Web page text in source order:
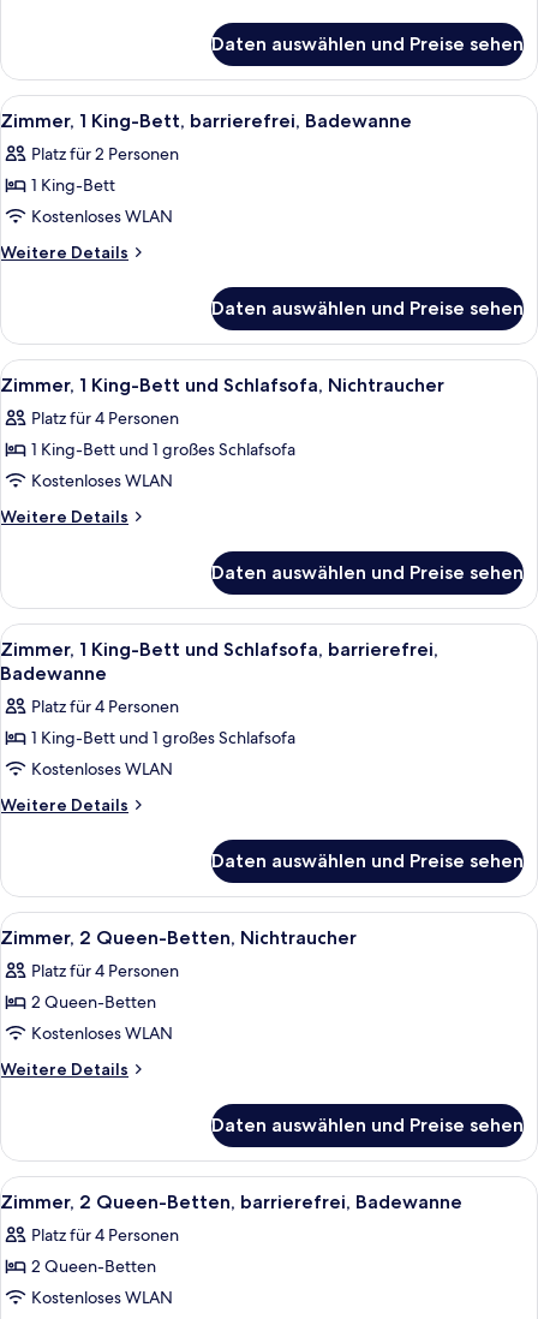
1 King-
Bett,
Nichtraucher
Daten auswählen und Preise sehen
Alle
Fotos
für
Zimmer,
1 King-
Bett,
anzeigen
Ein modernes Hotelzimmer mit
4
Zimmer, 1 King-Bett, barrierefrei, Badewanne
Platz für 2 Personen
1 King-Bett
Kostenloses WLAN
Weitere Details
Weitere
1 King-
Bett,
barrierefrei,
Daten auswählen und Preise sehen
Alle
Fotos
für
Zimmer,
1 King-
Bett
Nichtraucher
anzeigen
Ein Hotelzimmer mit einem Bett,
5
Zimmer, 1 King-Bett und Schlafsofa, Nichtraucher
Platz für 4 Personen
1 King-Bett und 1 großes Schlafsofa
Kostenloses WLAN
Weitere Details
Weitere
1 King-
Bett
und
Schlafsofa,
Daten auswählen und Preise sehen
Alle
Fotos
für
Zimmer,
1 King-
Bett
und
Badewanne
anzeigen
Ein Hotelzimmer mit einem Bett,
5
Zimmer, 1 King-Bett und Schlafsofa, barrierefrei,
Badewanne
Platz für 4 Personen
1 King-Bett und 1 großes Schlafsofa
Kostenloses WLAN
Weitere Details
Weitere
1 King-
Bett
und
barrierefrei,
Badewanne
Daten auswählen und Preise sehen
Alle
Fotos
für
Zimmer,
2 Queen-
Betten,
Ein modernes Hotelzimmer mit
4
Zimmer, 2 Queen-Betten, Nichtraucher
Platz für 4 Personen
2 Queen-Betten
Kostenloses WLAN
Weitere Details
Weitere
2 Queen-
Betten,
Nichtraucher
Daten auswählen und Preise sehen
Alle
Fotos
für
Zimmer,
2 Queen-
Ein modernes Hotelzimmer mit
4
Zimmer, 2 Queen-Betten, barrierefrei, Badewanne
Platz für 4 Personen
2 Queen-Betten
Kostenloses WLAN